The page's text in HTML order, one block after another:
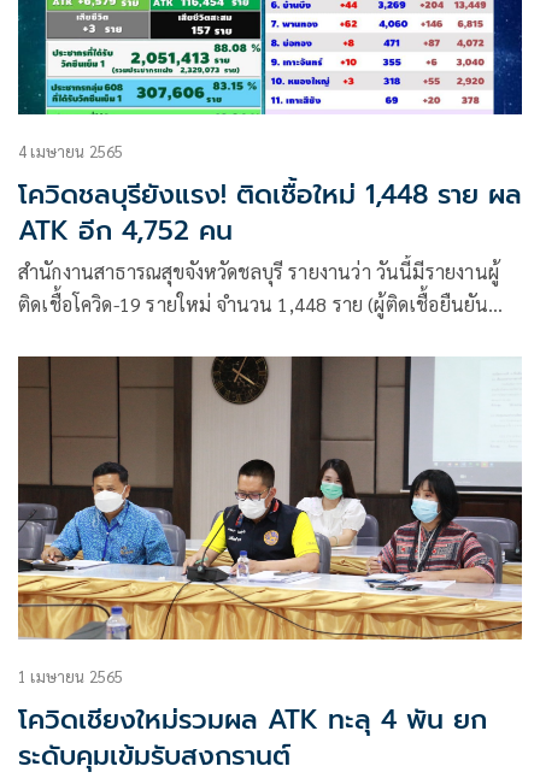
4 เมษายน 2565
โควิดชลบุรียังแรง! ติดเชื้อใหม่ 1,448 ราย ผล
ATK อีก 4,752 คน
สำนักงานสาธารณสุขจังหวัดชลบุรี รายงานว่า วันนี้มีรายงานผู้
ติดเชื้อโควิด-19 รายใหม่ จำนวน 1,448 ราย (ผู้ติดเชื้อยืนยัน
1 เมษายน 2565
โควิดเชียงใหม่รวมผล ATK ทะลุ 4 พัน ยก
ระดับคุมเข้มรับสงกรานต์